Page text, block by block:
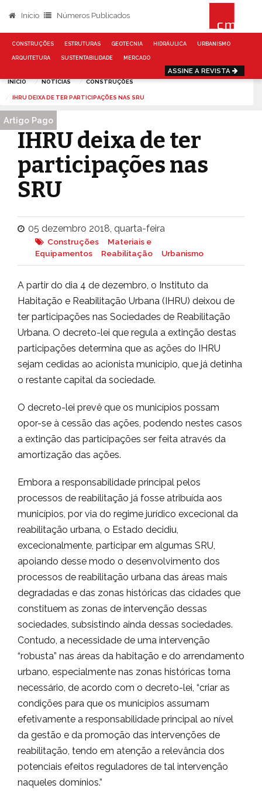
Início Números Publicados
CONSTRUÇÕES ESTRUTURAS GEOTECNIA HIDRÁULICA URBANISMO
ARQUITETURA SUSTENTABILIDADE MERCADO
ASSINE A REVISTA
INÍCIO NOTÍCIAS CONSTRUÇÕES
IHRU DEIXA DE TER PARTICIPAÇÕES NAS SRU
IHRU deixa de ter
participações nas
SRU
Artigo Pago
05 dezembro 2018, quarta-feira
Construções
Materiais e
Equipamentos
Reabilitação Urbanismo
A partir do dia 4 de dezembro, o Instituto da
Habitação e Reabilitação Urbana (IHRU) deixou de
ter participações nas Sociedades de Reabilitação
Urbana. O decreto-lei que regula a extinção destas
participações determina que as ações do IHRU
sejam cedidas ao acionista município, que já detinha
o restante capital da sociedade.
O decreto-lei prevê que os municípios possam
opor-se à cessão das ações, podendo nestes casos
a extinção das participações ser feita através da
amortização das ações.
Embora a responsabilidade principal pelos
processos de reabilitação já fosse atribuída aos
municípios, por via do regime jurídico excecional da
reabilitação urbana, o Estado decidiu,
excecionalmente, participar em algumas SRU,
apoiando desse modo o desenvolvimento dos
processos de reabilitação urbana das áreas mais
degradadas e das zonas históricas das cidades que
constituem as zonas de intervenção dessas
sociedades, subsistindo ainda dessas sociedades.
Contudo, a necessidade de uma intervenção
“robusta” nas áreas da habitação e do arrendamento
urbano, especialmente nas zonas históricas torna
necessário, de acordo com o decreto-lei, “criar as
condições para que os municípios assumam
efetivamente a responsabilidade principal ao nível
da gestão e da promoção das intervenções de
reabilitação, tendo em atenção a relevância dos
potenciais efeitos reguladores de tal intervenção
naqueles domínios.”